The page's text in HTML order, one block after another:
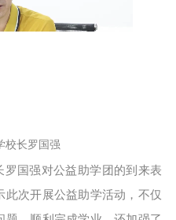
校长罗国强
国强对公益助学团的到来表
次开展公益助学活动，不仅